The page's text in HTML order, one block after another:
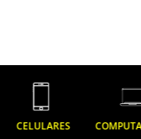
CELULARES